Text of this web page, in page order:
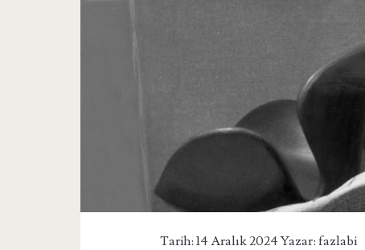
Tarih: 14 Aralık 2024 Yazar:fazlabi